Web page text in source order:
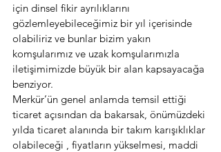
için dinsel fikir ayrılıklarını
gözlemleyebileceğimiz bir yıl içerisinde
olabiliriz ve bunlar bizim yakın
komşularımız ve uzak komşularımızla
iletişimimizde büyük bir alan kapsayacağa
benziyor.
Merkür’ün genel anlamda temsil ettiği
ticaret açısından da bakarsak, önümüzdeki
yılda ticaret alanında bir takım karışıklıklar
olabileceği , fiyatların yükselmesi, maddi